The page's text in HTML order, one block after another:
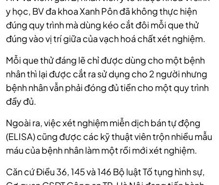
y học, BV đa khoa Xanh Pôn đã không thực hiện
đúng quy trình mà dùng kéo cắt đôi mỗi que thử
đúng vào vị trí giữa của vạch hoá chất xét nghiệm.
Mỗi que thử đáng lẽ chỉ được dùng cho một bệnh
nhân thì lại được cắt ra sử dụng cho 2 người nhưng
bệnh nhân vẫn phải đóng đủ tiền cho một quy trình
đầy đủ.
Ngoài ra, việc xét nghiệm miễn dịch bán tự động
(ELISA) cũng được các kỹ thuật viên trộn nhiều mẫu
máu của bệnh nhân làm một rồi mới xét nghiệm.
Căn cứ Điều 36, 145 và 146 Bộ luật Tố tụng hình sự,